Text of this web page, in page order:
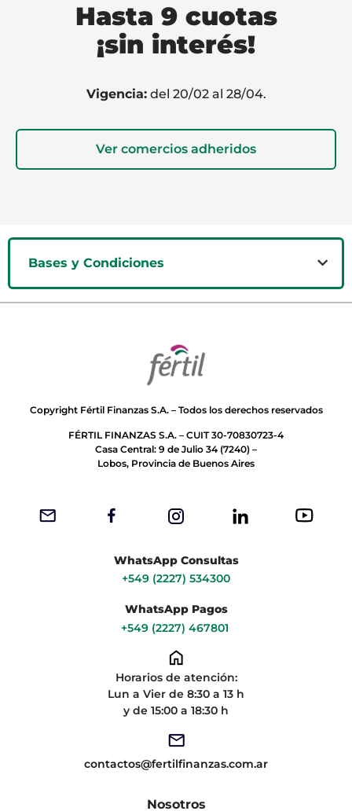
Hasta 9 cuotas
¡sin interés!
Vigencia:del 20/02 al 28/04.
Ver comercios adheridos
Bases y Condiciones
Copyright Fértil Finanzas S.A. – Todos los derechos reservados
FÉRTIL FINANZAS S.A. – CUIT 30-70830723-4
Casa Central: 9 de Julio 34 (7240) –
Lobos, Provincia de Buenos Aires
WhatsApp Consultas
+549 (2227) 534300
WhatsApp Pagos
+549 (2227) 467801
Horarios de atención:
Lun a Vier de 8:30 a 13 h
y de 15:00 a 18:30 h
contactos@fertilfinanzas.com.ar
Nosotros